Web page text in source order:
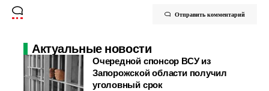
Отправить комментарий
Актуальные новости
Очередной спонсор ВСУ из
Запорожской области получил
уголовный срок